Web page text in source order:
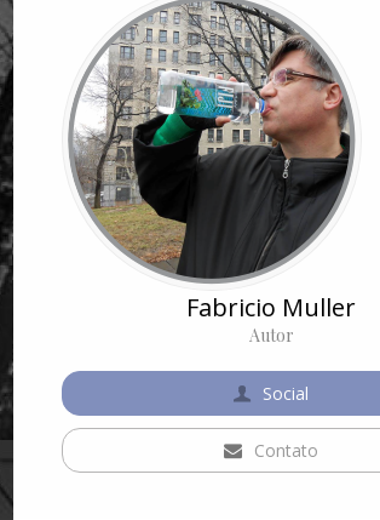
Fabricio Muller
Autor
Social
Contato